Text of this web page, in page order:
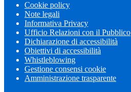
Cookie policy
Note legali
Informativa Privacy
Ufficio Relazioni con il Pubblico
Dichiarazione di accessibilità
Obiettivi di accessibilità
Whistleblowing
Gestione consensi cookie
Amministrazione trasparente